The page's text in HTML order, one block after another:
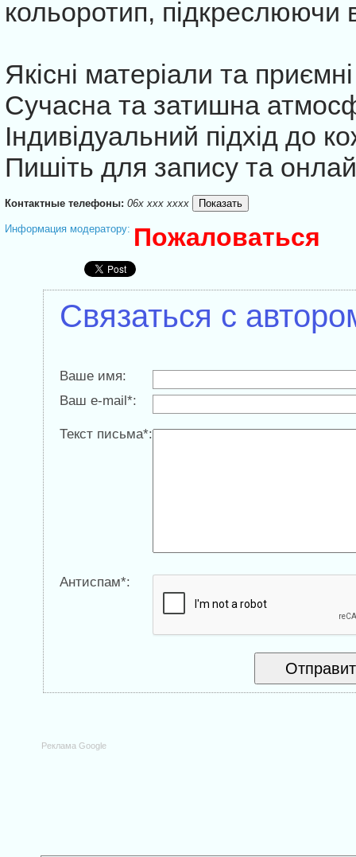
кольоротип, підкреслюючи
Якісні матеріали та
Сучасна та затишна
Індивідуальний підхід до
Пишіть для запису та
Контактные телефоны: 06x xxx xxxx
Информация модератору: Пожаловаться
Связаться с
Ваше имя:
Ваш e-mail*:
Текст письма*:
Антиспам*:
Реклама Google